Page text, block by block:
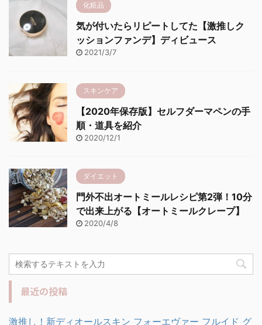
化粧品
気が付いたらリピートしてた【激推しク
ッションファンデ】ディビュース
2021/3/7
スキンケア
【2020年保存版】セルフダーマペンの手
順・道具を紹介
2020/12/1
ダイエット
門外不出オートミールレシピ第2弾！10分
で出来上がる【オートミールクレープ】
2020/4/8
最近の投稿
激推し！新ディオールスキン フォーエヴァー フルイド グ